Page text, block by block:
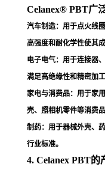
Celanex® PBT广
汽车制造：用于点火线
高强度和耐化学性使其
电子电气：用于连接器
满足高绝缘性和精密加
家电与消费品：用于家
壳、照相机零件等消费品
制药：用于器械外壳、
行业标准。
4. Celanex PBT的